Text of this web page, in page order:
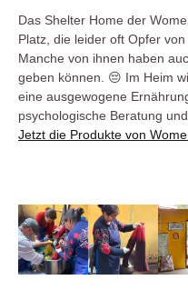
Das Shelter Home der
Platz, die leider oft Opfer
Manche von ihnen haben
geben können. 😔 Im Heim
eine ausgewogene
psychologische Beratung
Jetzt die Produkte von